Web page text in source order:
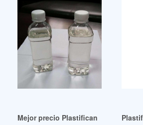
Mejor precio Plastificantes o